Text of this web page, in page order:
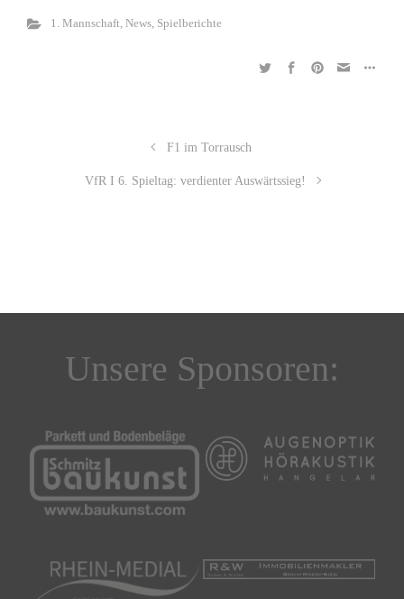
1. Mannschaft, News, Spielberichte
F1 im Torrausch
VfR I 6. Spieltag: verdienter Auswärtssieg!
Unsere Sponsoren: